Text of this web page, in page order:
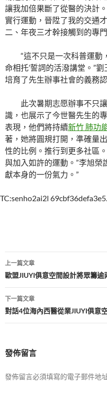
讓我加倍果斷了從醫的決計
實行運動，晉陞了我的交通
二、年夜三才幹接觸到的專
“這不只是一次科普運動
命相托’誓詞的活潑講堂。”
培育了先生辦事社會的義務
此次暑期志愿辦事不只
識，也展示了今世醫先生的
表現，他們將持續新竹 肺功
著，她將圓規打開，準確量
性的比例。推行到更多社區。
與加入如許的運動。”李旭榮
獻本身的一份氣力。”
TC:senho2ai2l
文
章
導
覽
上一篇文章
歐盟JIUYI俱意空間設計將眾籌
下一篇文章
對話4位海內西醫從業JIUYI俱意
發佈留言
發佈留言必須填寫的電子郵件地